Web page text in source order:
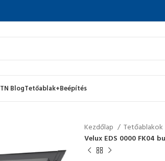
TN BlogTetőablak+Beépítés
Kezdőlap Tetőablakok
Velux EDS 0000 FK04